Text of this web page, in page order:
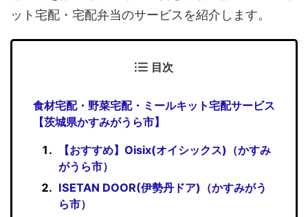
ット宅配・宅配弁当のサービスを紹介します。
目次
食材宅配・野菜宅配・ミールキット宅配サービス
【茨城県かすみがうら市】
【おすすめ】Oisix(オイシックス)（かすみ
がうら市）
ISETAN DOOR(伊勢丹ドア)（かすみがう
ら市）